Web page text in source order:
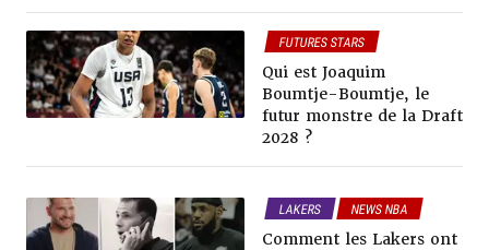
FUTURES STARS
DOSSIERS TT
Qui est Joaquim
Boumtje-Boumtje, le
futur monstre de la Draft
2028 ?
LAKERS
NEWS NBA
DOSSIERS TT
Comment les Lakers ont